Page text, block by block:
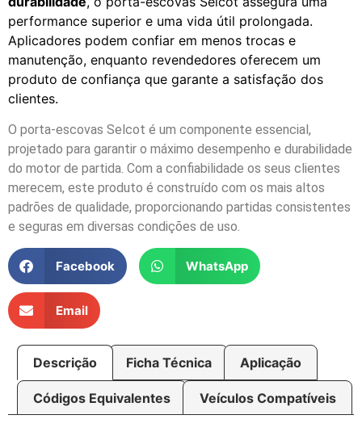
performance superior e uma vida útil prolongada.
Aplicadores podem confiar em menos trocas e
manutenção, enquanto revendedores oferecem um
produto de confiança que garante a satisfação dos
clientes.
O porta-escovas Selcot é um componente essencial,
projetado para garantir o máximo desempenho e durabilidade
do motor de partida. Com a confiabilidade os seus clientes
merecem, este produto é construído com os mais altos
padrões de qualidade, proporcionando partidas consistentes
e seguras em diversas condições de uso.
Facebook WhatsApp
Email
Descrição Ficha Técnica Aplicação
Códigos Equivalentes Veículos Compatíveis